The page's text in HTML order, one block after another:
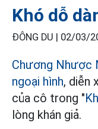
Khó dỗ
ĐÔNG DU | 02/03/
Chương Nhược
ngoại hình, diễn
của cô trong "
lòng khán giả.